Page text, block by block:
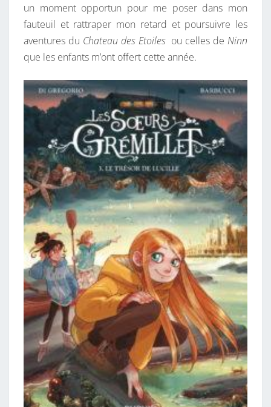
un moment opportun pour me poser dans mon
fauteuil et rattraper mon retard et poursuivre les
aventures du Chateau des Etoiles ou celles deNinn
que les enfants m’ont offert cette année.